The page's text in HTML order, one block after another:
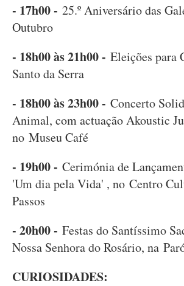
- 17h00 - 25.º Aniversário das
Outubro
- 18h00 às 21h00 - Eleições para
Santo da Serra
- 18h00 às 23h00 - Concerto
Animal, com actuação Akoustic
no Museu Café
- 19h00 - Cerimónia de
'Um dia pela Vida' , no Centro
Passos
- 20h00 - Festas do Santíssimo
Nossa Senhora do Rosário, na
CURIOSIDADES: